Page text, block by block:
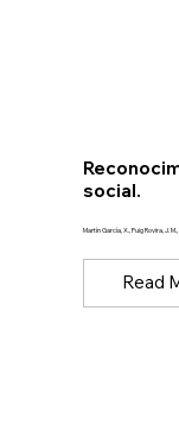
social.
Martín García, X., Puig Rovira, J.
Read